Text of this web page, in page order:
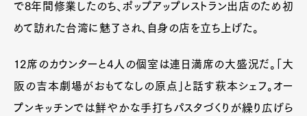
で8年間修業したのち、ポップアップレストラン出店のため初
めて訪れた台湾に魅了され、自身の店を立ち上げた。
12席のカウンターと4人の個室は連日満席の大盛況だ。「大
阪の吉本劇場がおもてなしの原点」と話す萩本シェフ。オー
プンキッチンでは鮮やかな手打ちパスタづくりが繰り広げら